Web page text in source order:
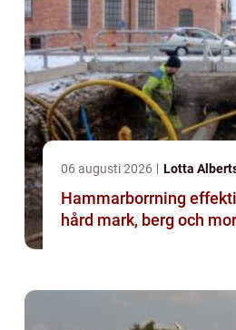
06 augusti 2026 Lotta
Hammarborrning effektiv borrning i
hård mark, berg och